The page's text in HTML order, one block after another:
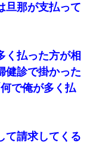
旦那が支払って
く払った方が相
健診で掛かった
で俺が多く払
て請求してくる